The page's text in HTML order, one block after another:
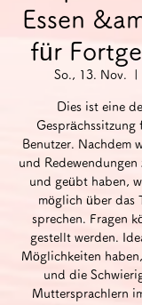
Essen
für
So., 13. Nov.
Dies ist eine
Benutzer. Nachdem
und
und geübt haben,
möglich über das
sprechen. Fragen
gestellt werden.
Möglichkeiten
und die
Muttersprachlern